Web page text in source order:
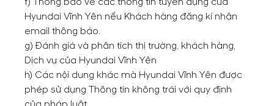
Hyundai Vĩnh Yên nếu Khách hàng đăng kí nhận
email thông báo.
g) Đánh giá và phân tích thị trường, khách hàng,
Dịch vụ của Hyundai Vĩnh Yên
h) Các nội dung khác mà Hyundai Vĩnh Yên được
phép sử dụng Thông tin không trái với quy định